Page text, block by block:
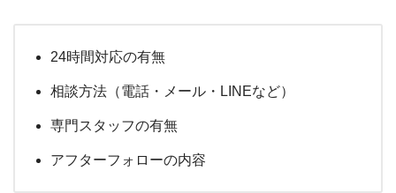
24時間対応の有無
相談方法（電話・メール・LINEなど）
専門スタッフの有無
アフターフォローの内容